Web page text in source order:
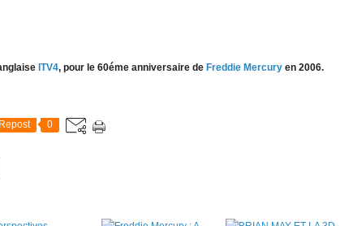
ITV4, pour le 60éme anniversaire de Freddie Mercury en 2006.
Repost 0